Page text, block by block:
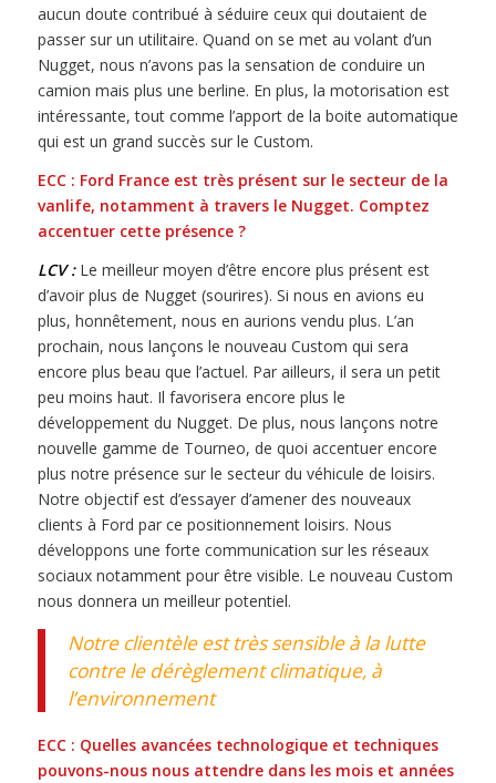
aucun doute contribué à séduire ceux qui doutaient de
passer sur un utilitaire. Quand on se met au volant d’un
Nugget, nous n’avons pas la sensation de conduire un
camion mais plus une berline. En plus, la motorisation est
intéressante, tout comme l’apport de la boite automatique
qui est un grand succès sur le Custom.
ECC : Ford France est très présent sur le secteur de la
vanlife, notamment à travers le Nugget. Comptez
accentuer cette présence ?
LCV :Le meilleur moyen d’être encore plus présent est
d’avoir plus de Nugget (sourires). Si nous en avions eu
plus, honnêtement, nous en aurions vendu plus. L’an
prochain, nous lançons le nouveau Custom qui sera
encore plus beau que l’actuel. Par ailleurs, il sera un petit
peu moins haut. Il favorisera encore plus le
développement du Nugget. De plus, nous lançons notre
nouvelle gamme de Tourneo, de quoi accentuer encore
plus notre présence sur le secteur du véhicule de loisirs.
Notre objectif est d’essayer d’amener des nouveaux
clients à Ford par ce positionnement loisirs. Nous
développons une forte communication sur les réseaux
sociaux notamment pour être visible. Le nouveau Custom
nous donnera un meilleur potentiel.
Notre clientèle est très sensible à la lutte
contre le dérèglement climatique, à
l’environnement
ECC : Quelles avancées technologique et techniques
pouvons-nous nous attendre dans les mois et années